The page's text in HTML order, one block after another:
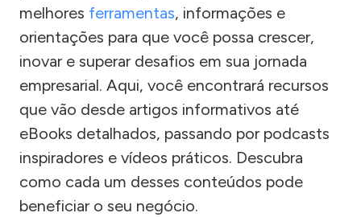
melhores ferramentas, informações e
orientações para que você possa crescer,
inovar e superar desafios em sua jornada
empresarial. Aqui, você encontrará recursos
que vão desde artigos informativos até
eBooks detalhados, passando por podcasts
inspiradores e vídeos práticos. Descubra
como cada um desses conteúdos pode
beneficiar o seu negócio.